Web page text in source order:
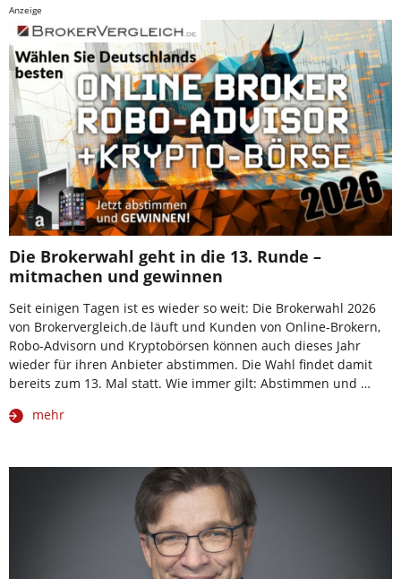
Anzeige
Die Brokerwahl geht in die 13. Runde –
mitmachen und gewinnen
Seit einigen Tagen ist es wieder so weit: Die Brokerwahl 2026
von Brokervergleich.de läuft und Kunden von Online-Brokern,
Robo-Advisorn und Kryptobörsen können auch dieses Jahr
wieder für ihren Anbieter abstimmen. Die Wahl findet damit
bereits zum 13. Mal statt. Wie immer gilt: Abstimmen und …
mehr